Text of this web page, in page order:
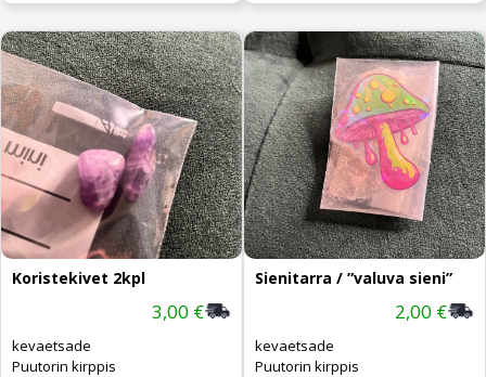
Koristekivet 2kpl
3,00 €
kevaetsade
Puutorin kirppis
Sienitarra / ”valuva sieni”
2,00 €
kevaetsade
Puutorin kirppis